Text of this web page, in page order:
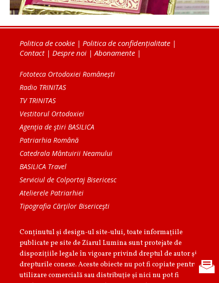
Politica de cookie | Politica de confidențialitate |
Contact| Despre noi | Abonamente |
Fototeca Ortodoxiei Românești
Radio TRINITAS
TV TRINITAS
Vestitorul Ortodoxiei
Agenţia de ştiri BASILICA
Patriarhia Română
Catedrala Mântuirii Neamului
BASILICA Travel
Serviciul de Colportaj Bisericesc
Atelierele Patriarhiei
Tipografia Cărţilor Bisericeşti
Conținutul și design-ul site-ului, toate informaţiile
publicate pe site de Ziarul Lumina sunt protejate de
dispoziţiile legale în vigoare privind dreptul de autor şi
drepturile conexe. Aceste obiecte nu pot fi copiate pentru
utilizare comercială sau distribuţie şi nici nu pot fi